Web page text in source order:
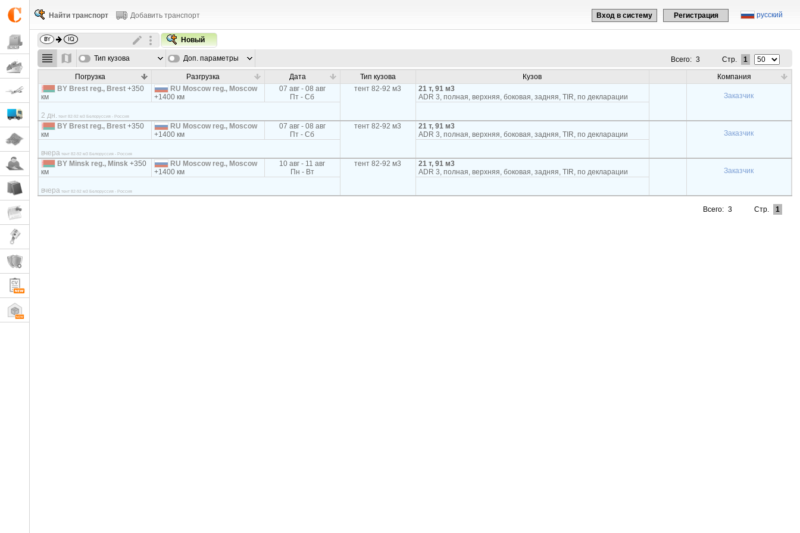
русский
Вход в систему Регистрация
Найти транспорт Добавить транспорт
Новый
Тип кузова Доп. параметры Всего: 3 Стр. 1
Погрузка Разгрузка Дата Тип кузова Кузов
Компания
BY Brest reg., Brest +350
км
RU Moscow reg., Moscow
+1400 км
07 авг - 08 авг
Пт - Сб
тент 82-92 м3
21 т, 91 м3
ADR 3, полная, верхняя, боковая, задняя, TIR, по декларации
Заказчик
2 дн. тент 82-92 м3 Белоруссия - Россия
BY Brest reg., Brest +350
км
RU Moscow reg., Moscow
+1400 км
07 авг - 08 авг
Пт - Сб
тент 82-92 м3
21 т, 91 м3
ADR 3, полная, верхняя, боковая, задняя, TIR, по декларации
Заказчик
вчера тент 82-92 м3 Белоруссия - Россия
BY Minsk reg., Minsk +350
км
RU Moscow reg., Moscow
+1400 км
10 авг - 11 авг
Пн - Вт
тент 82-92 м3
21 т, 91 м3
ADR 3, полная, верхняя, боковая, задняя, TIR, по декларации
Заказчик
вчера тент 82-92 м3 Белоруссия - Россия
Всего: 3 Стр. 1